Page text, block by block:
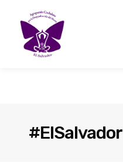
#ElSalvador